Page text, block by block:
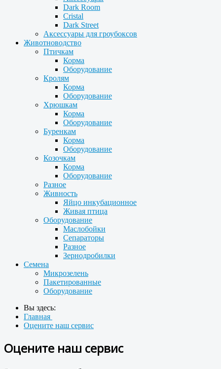
Dark Room
Cristal
Dark Street
Аксессуары для гроубоксов
Животноводство
Птичкам
Корма
Оборудование
Кролям
Корма
Оборудование
Хрюшкам
Корма
Оборудование
Буренкам
Корма
Оборудование
Козочкам
Корма
Оборудование
Разное
Живность
Яйцо инкубационное
Живая птица
Оборудование
Маслобойки
Сепараторы
Разное
Зернодробилки
Семена
Микрозелень
Пакетированные
Оборудование
Вы здесь:
Главная
Оцените наш сервис
Оцените наш сервис